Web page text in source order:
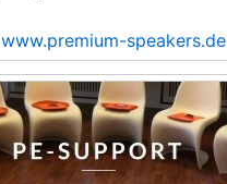
www.premium-speakers.de